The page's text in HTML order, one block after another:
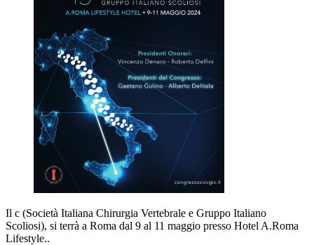
Il c (Società Italiana Chirurgia Vertebrale e Gruppo Italiano
Scoliosi), si terrà a Roma dal 9 al 11 maggio presso Hotel A.Roma
Lifestyle..